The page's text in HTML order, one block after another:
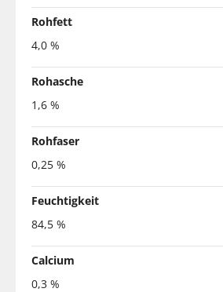
Rohfett
4,0 %
Rohasche
1,6 %
Rohfaser
0,25 %
Feuchtigkeit
84,5 %
Calcium
0,3 %